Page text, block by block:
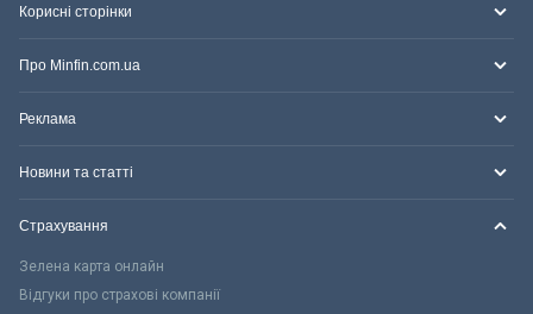
Корисні сторінки
Про Minfin.com.ua
Реклама
Новини та статті
Страхування
Зелена карта онлайн
Відгуки про страхові компанії